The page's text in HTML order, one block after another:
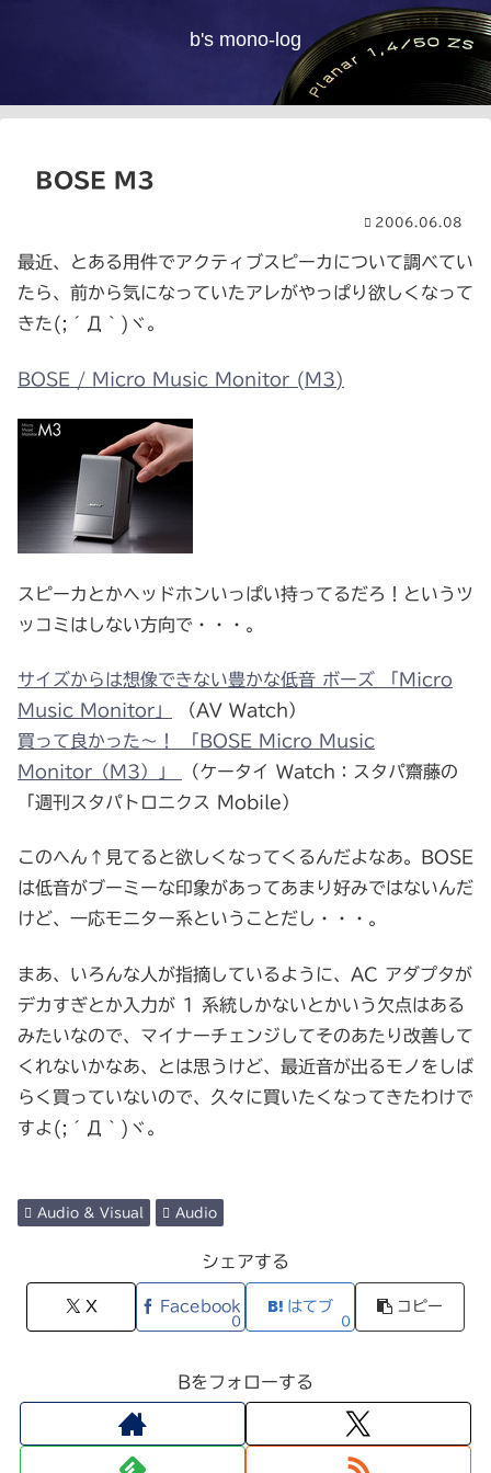
b's mono-log
BOSE M3
2006.06.08
最近、とある用件でアクティブスピーカについて調べてい
たら、前から気になっていたアレがやっぱり欲しくなって
きた(;´Д｀)ヾ。
BOSE / Micro Music Monitor (M3)
スピーカとかヘッドホンいっぱい持ってるだろ！というツ
ッコミはしない方向で・・・。
サイズからは想像できない豊かな低音 ボーズ 「Micro
Music Monitor」
（AV Watch）
買って良かった～！ 「BOSE Micro Music
Monitor（M3）」
（ケータイ Watch：スタパ齋藤の
「週刊スタパトロニクス Mobile）
このへん↑見てると欲しくなってくるんだよなあ。BOSE
は低音がブーミーな印象があってあまり好みではないんだ
けど、一応モニター系ということだし・・・。
まあ、いろんな人が指摘しているように、AC アダプタが
デカすぎとか入力が 1 系統しかないとかいう欠点はある
みたいなので、マイナーチェンジしてそのあたり改善して
くれないかなあ、とは思うけど、最近音が出るモノをしば
らく買っていないので、久々に買いたくなってきたわけで
すよ(;´Д｀)ヾ。
Audio & Visual Audio
シェアする
X Facebook
0
はてブ
0
コピー
Bをフォローする